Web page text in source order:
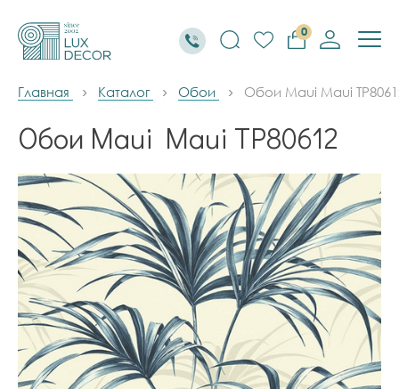
0
Главная Каталог Обои Обои Maui Maui
Обои Maui Maui TP80612